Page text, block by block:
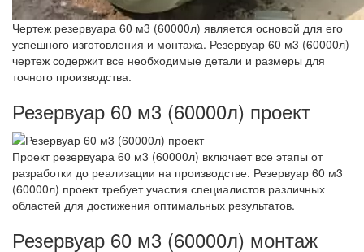
Чертеж резервуара 60 м3 (60000л) является основой для его
успешного изготовления и монтажа. Резервуар 60 м3 (60000л)
чертеж содержит все необходимые детали и размеры для
точного производства.
Резервуар 60 м3 (60000л) проект
Проект резервуара 60 м3 (60000л) включает все этапы от
разработки до реализации на производстве. Резервуар 60 м3
(60000л) проект требует участия специалистов различных
областей для достижения оптимальных результатов.
Резервуар 60 м3 (60000л) монтаж